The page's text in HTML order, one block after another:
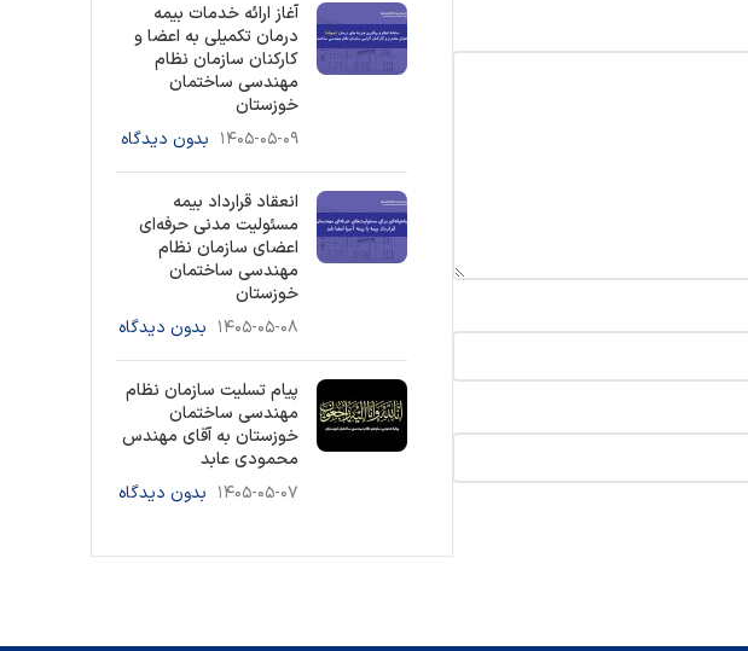
آغاز ارائه خدمات بیمه
درمان تکمیلی به اعضا و
کارکنان سازمان نظام
مهندسی ساختمان
خوزستان
۱۴۰۵-۰۵-۰۹ بدون دیدگاه
انعقاد قرارداد بیمه
مسئولیت مدنی حرفه‌ای
اعضای سازمان نظام
مهندسی ساختمان
خوزستان
۱۴۰۵-۰۵-۰۸ بدون دیدگاه
پیام تسلیت سازمان نظام
مهندسی ساختمان
خوزستان به آقای مهندس
محمودی عابد
۱۴۰۵-۰۵-۰۷ بدون دیدگاه